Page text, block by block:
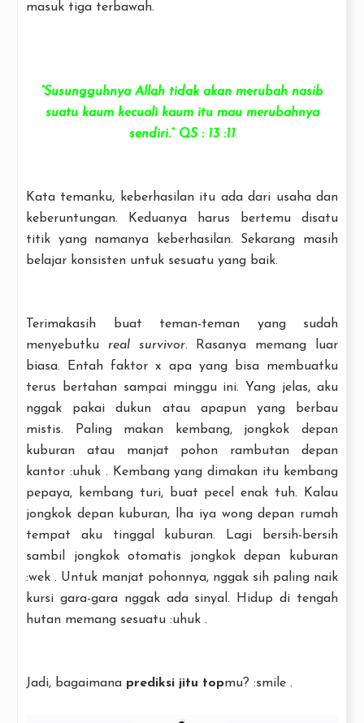
masuk tiga terbawah.
“Susungguhnya Allah tidak akan merubah nasib
suatu kaum kecuali kaum itu mau merubahnya
sendiri.” QS : 13 :11
Kata temanku, keberhasilan itu ada dari usaha dan
keberuntungan. Keduanya harus bertemu disatu
titik yang namanya keberhasilan. Sekarang masih
belajar konsisten untuk sesuatu yang baik.
Terimakasih buat teman-teman yang sudah
menyebutku real survivor. Rasanya memang luar
biasa. Entah faktor x apa yang bisa membuatku
terus bertahan sampai minggu ini. Yang jelas, aku
nggak pakai dukun atau apapun yang berbau
mistis. Paling makan kembang, jongkok depan
kuburan atau manjat pohon rambutan depan
kantor :uhuk . Kembang yang dimakan itu kembang
pepaya, kembang turi, buat pecel enak tuh. Kalau
jongkok depan kuburan, lha iya wong depan rumah
tempat aku tinggal kuburan. Lagi bersih-bersih
sambil jongkok otomatis jongkok depan kuburan
:wek . Untuk manjat pohonnya, nggak sih paling naik
kursi gara-gara nggak ada sinyal. Hidup di tengah
hutan memang sesuatu :uhuk .
Jadi, bagaimana prediksi jitu topmu? :smile .